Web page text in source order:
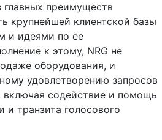
преимуществ
крупнейшей клиентской базы
и идеями по ее
к этому, NRG не
оборудования, и
удовлетворению запросов
включая содействие и помощь
и транзита голосового